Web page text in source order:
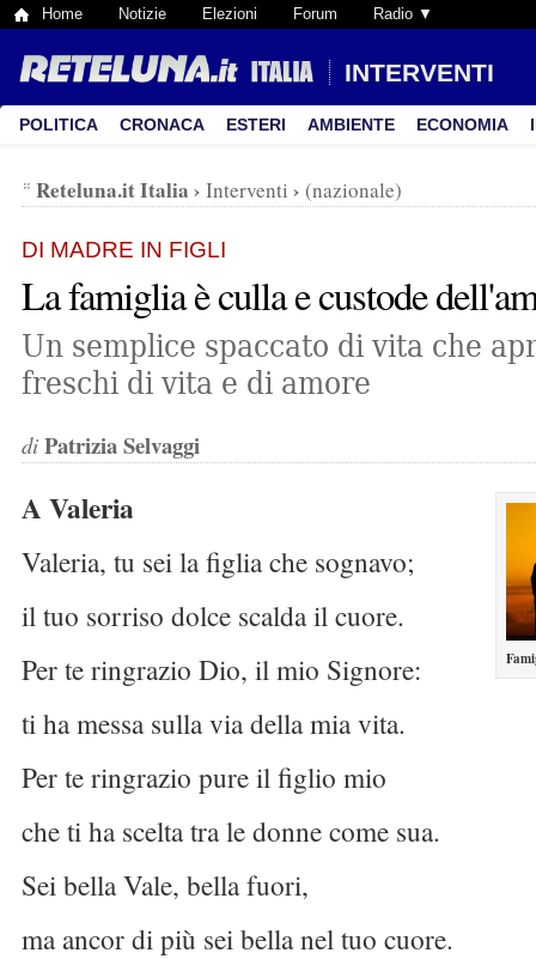
Home Notizie Elezioni Forum Radio ▼
INTERVENTI
POLITICA CRONACA ESTERI AMBIENTE ECONOMIA
Reteluna.it Italia › Interventi › (nazionale)
DI MADRE IN FIGLI
La famiglia è culla e custode
Un semplice spaccato di vita che
freschi di vita e di amore
di Patrizia Selvaggi
A Valeria
Valeria, tu sei la figlia che sognavo;
il tuo sorriso dolce scalda il cuore.
Per te ringrazio Dio, il mio Signore:
ti ha messa sulla via della mia vita.
Per te ringrazio pure il figlio mio
che ti ha scelta tra le donne come sua.
Sei bella Vale, bella fuori,
ma ancor di più sei bella nel tuo cuore.